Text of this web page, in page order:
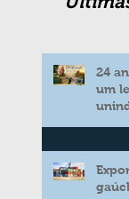
24
um